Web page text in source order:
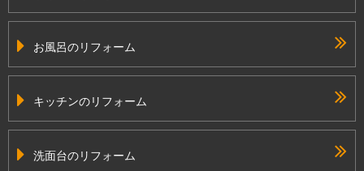
お風呂のリフォーム
キッチンのリフォーム
洗面台のリフォーム